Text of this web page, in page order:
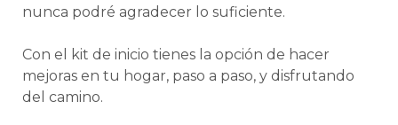
nunca podré agradecer lo suficiente.
Con el kit de inicio tienes la opción de hacer
mejoras en tu hogar, paso a paso, y disfrutando
del camino.